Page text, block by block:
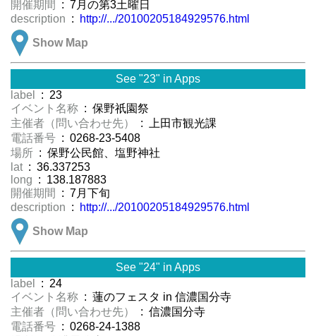
開催期間
: 7月の第3土曜日
description :
http://.../20100205184929576.html
Show Map
See "23" in Apps
label
: 23
イベント名称 : 保野祇園祭
主催者（問い合わせ先）
: 上田市観光課
電話番号 : 0268-23-5408
場所 : 保野公民館、塩野神社
lat : 36.337253
long : 138.187883
開催期間
: 7月下旬
description :
http://.../20100205184929576.html
Show Map
See "24" in Apps
label
: 24
イベント名称 : 蓮のフェスタ in 信濃国分寺
主催者（問い合わせ先）
: 信濃国分寺
電話番号 : 0268-24-1388